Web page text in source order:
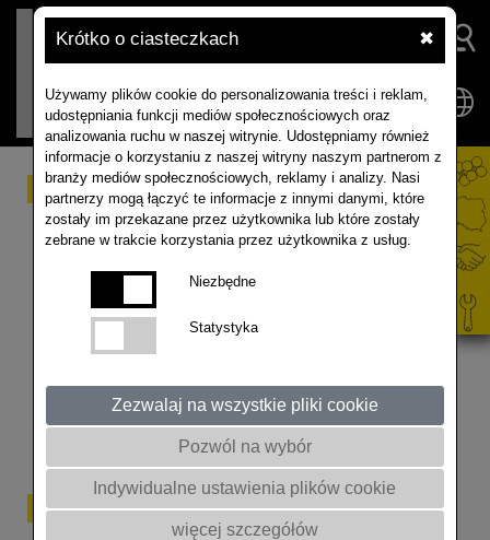
Krótko o ciasteczkach ✖
Używamy plików cookie do personalizowania treści i reklam,
udostępniania funkcji mediów społecznościowych oraz
analizowania ruchu w naszej witrynie. Udostępniamy również
informacje o korzystaniu z naszej witryny naszym partnerom z
branży mediów społecznościowych, reklamy i analizy. Nasi
partnerzy mogą łączyć te informacje z innymi danymi, które
zostały im przekazane przez użytkownika lub które zostały
zebrane w trakcie korzystania przez użytkownika z usług.
Niezbędne
Statystyka
Zezwalaj na wszystkie pliki cookie
Pozwól na wybór
Indywidualne ustawienia plików cookie
więcej szczegółów
RAPOOL XPERIENCE
Filmy